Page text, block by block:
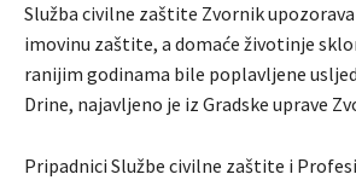
Služba civilne zaštite Zvornik
imovinu zaštite, a domaće životinje
ranijim godinama bile poplavljene
Drine, najavljeno je iz Gradske uprave
Pripadnici Službe civilne zaštite i